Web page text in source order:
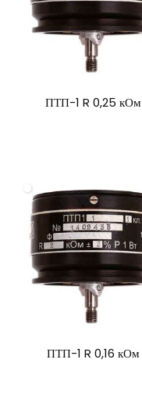
ПТП-1 R 0,25 кОм
ПТП-1 R 0,16 кОм